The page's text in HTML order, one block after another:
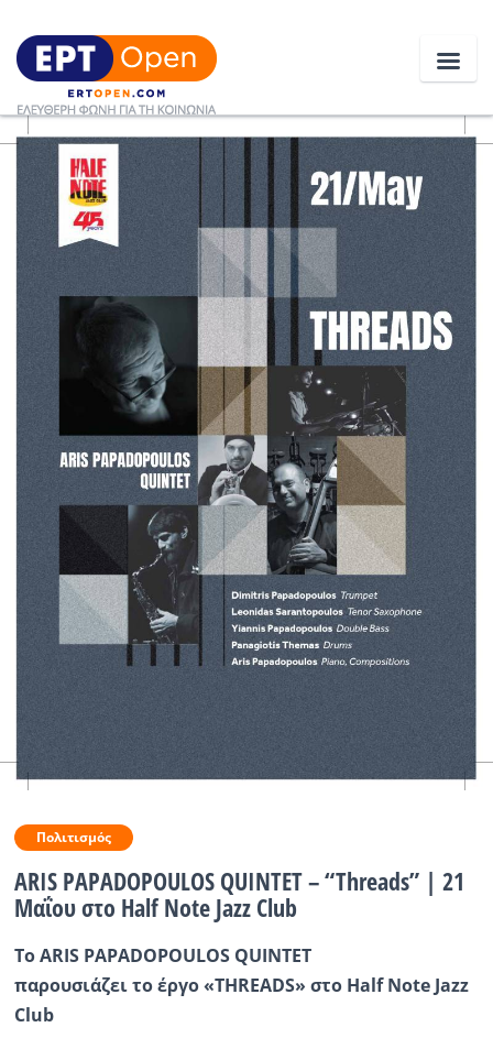
Ειδήσεις
Ελλάδα
Κοινωνία
Πολιτική
Οικονομία
Αθλητικά
Κόσμος
Ραδιόφωνο LIVE
Εκπομπές
Πολιτισμός
Πολιτισμός
ARIS PAPADOPOULOS QUINTET – “Threads” | 21
Μαΐου στο Half Note Jazz Club
ΤοARIS PAPADOPOULOS QUINTET
παρουσιάζει το έργο«THREADS» στοHalf Note Jazz
Club